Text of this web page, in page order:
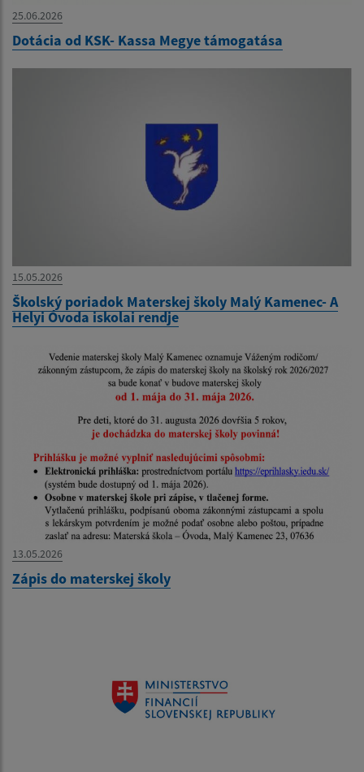
25.06.2026
Dotácia od KSK- Kassa Megye támogatása
15.05.2026
Školský poriadok Materskej školy Malý Kamenec- A
Helyi Óvoda iskolai rendje
13.05.2026
Zápis do materskej školy